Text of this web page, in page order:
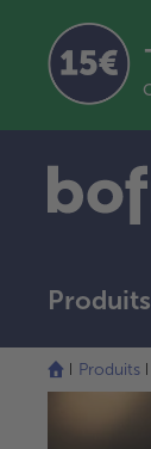
Produits
Produits